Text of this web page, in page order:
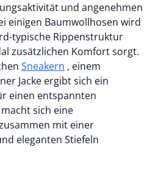
und angenehmen
einigen Baumwollhosen wird
typische Rippenstruktur
zusätzlichen Komfort sorgt.
Sneakern , einem
einen entspannten
sich eine
eleganten Stiefeln